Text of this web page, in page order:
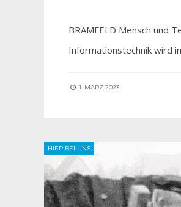
BRAMFELD Mensch und
Informationstechnik wird
1. MÄRZ 2023
HIER BEI UNS